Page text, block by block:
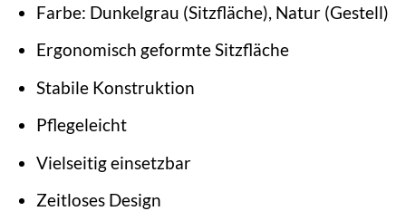
Farbe: Dunkelgrau (Sitzfläche), Natur (Gestell)
Ergonomisch geformte Sitzfläche
Stabile Konstruktion
Pflegeleicht
Vielseitig einsetzbar
Zeitloses Design